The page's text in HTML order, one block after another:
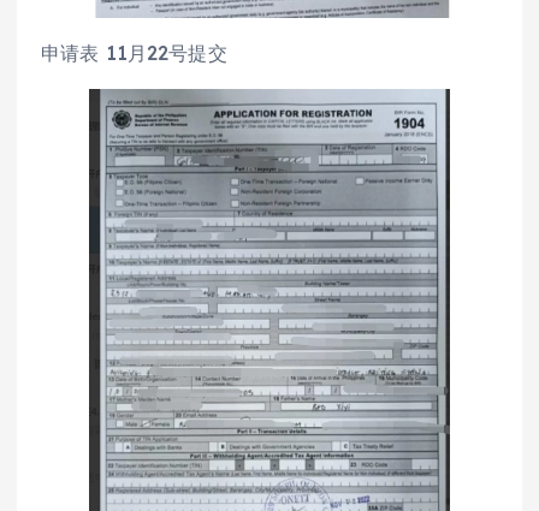
申请表 11月22号提交